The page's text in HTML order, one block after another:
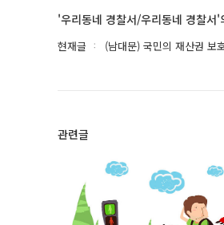
'우리동네 경찰서/우리동네 경찰서'
현재글 (남대문) 국민의 재산권 보
관련글